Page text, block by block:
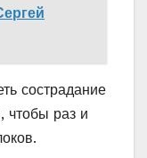
сострадание
чтобы раз и